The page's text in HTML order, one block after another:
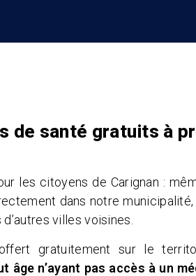
de santé gratuits à
les citoyens de Carignan :
dans notre
villes voisines.
gratuitement sur le
âge n’ayant pas accès à un